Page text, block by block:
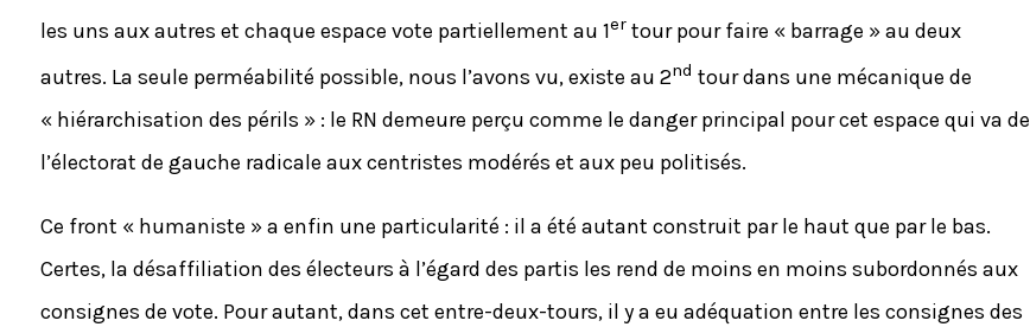
les uns aux autres et chaque espace vote partiellement au 1ertour pour faire « barrage » au deux
autres. La seule perméabilité possible, nous l’avons vu, existe au 2nd tour dans une mécanique de
« hiérarchisation des périls » : le RN demeure perçu comme le danger principal pour cet espace qui va de
l’électorat de gauche radicale aux centristes modérés et aux peu politisés.
Ce front « humaniste » a enfin une particularité : il a été autant construit par le haut que par le bas.
Certes, la désaffiliation des électeurs à l’égard des partis les rend de moins en moins subordonnés aux
consignes de vote. Pour autant, dans cet entre-deux-tours, il y a eu adéquation entre les consignes des